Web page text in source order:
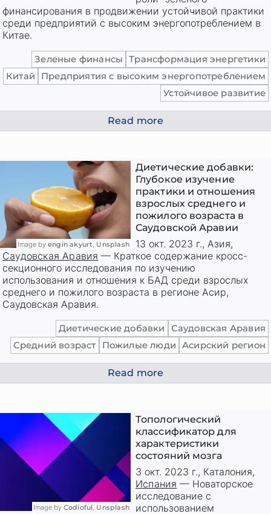
Read more
финансирования в продвижении устойчивой практики
среди предприятий с высоким энергопотреблением в
Китае.
Зеленые финансы
Трансформация энергетики
Китай
Предприятия с высоким энергопотреблением
Устойчивое развитие
Image by engin akyurt Unsplash
Диетические добавки:
Глубокое изучение
практики и отношения
взрослых среднего и
пожилого возраста в
Саудовской Аравии
Read more
13 окт. 2023 г., Азия,
Саудовская Аравия — Краткое содержание кросс-
секционного исследования по изучению
использования и отношения к БАД среди взрослых
среднего и пожилого возраста в регионе Асир,
Саудовская Аравия.
Диетические добавки
Саудовская Аравия
Средний возраст
Пожилые люди Асирский регион
Image by Codioful, Unsplash
Топологический
классификатор для
характеристики
состояний мозга
3 окт. 2023 г., Каталония,
Испания — Новаторское
исследование с
использованием